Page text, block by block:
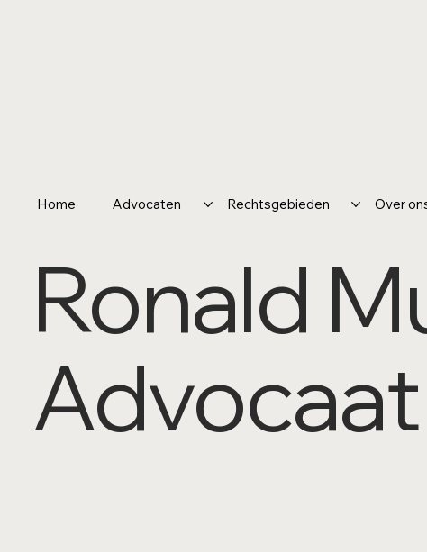
Home Advocaten Rechtsgebieden Over
Ronald
Advocaat